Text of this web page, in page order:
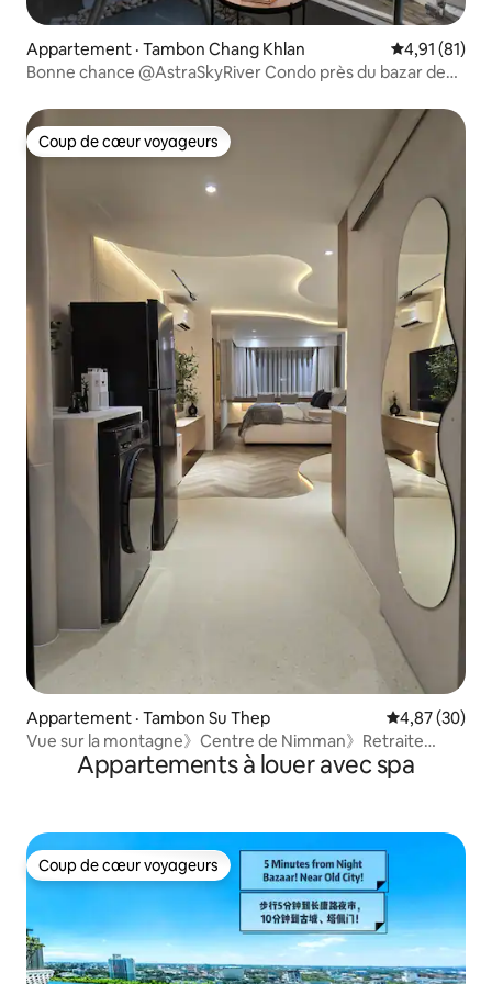
Appartement · Tambon Chang Khlan Note
4,91 (81)
Bonne chance @AstraSkyRiver Condo près du bazar de
Coup de cœur voyageurs
Coup de cœur voyageurs
Appartement · Tambon Su Thep Note
4,87 (30)
Vue sur la montagne》Centre de Nimman》Retraite
Wabi-SabiAppartements à louer avec spa
Coup de cœur voyageurs
Coup de cœur voyageurs